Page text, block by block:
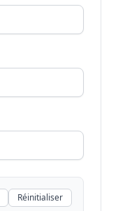
Réinitialiser